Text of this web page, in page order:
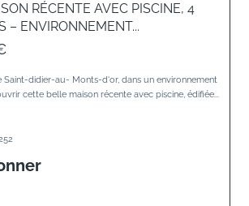
RÉCENTE AVEC PISCINE, 4
– ENVIRONNEMENT...
Saint-didier-au- Monts-d'or, dans un environnement
cette belle maison récente avec piscine, édifiée...